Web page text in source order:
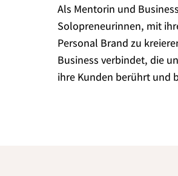
Als Mentorin und
Solopreneurinnen, mit
Personal Brand zu
Business verbindet, die
ihre Kunden berührt und